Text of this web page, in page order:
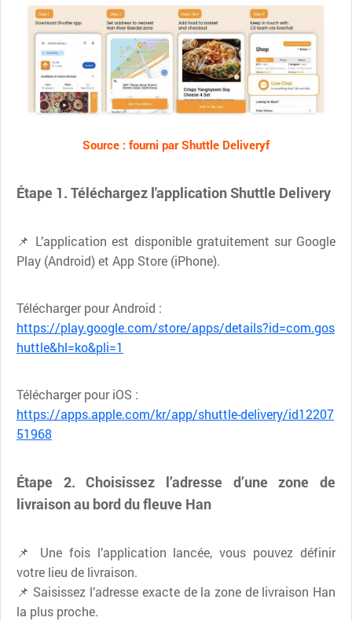
Source : fourni par Shuttle Deliveryf
Étape 1. Téléchargez l'application Shuttle Delivery
📌 L’application est disponible gratuitement sur Google
Play (Android) et App Store (iPhone).
Télécharger pour Android :
https://play.google.com/store/apps/details?id=com.gos
huttle&hl=ko&pli=1
Télécharger pour iOS :
https://apps.apple.com/kr/app/shuttle-delivery/id12207
51968
Étape 2. Choisissez l’adresse d’une zone de
livraison au bord du fleuve Han
📌 Une fois l’application lancée, vous pouvez définir
votre lieu de livraison.
📌 Saisissez l’adresse exacte de la zone de livraison Han
la plus proche.